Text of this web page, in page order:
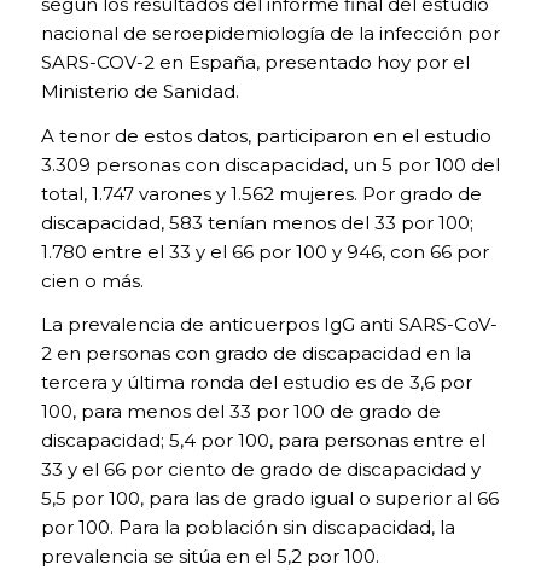
nacional de seroepidemiología de la infección por
SARS-COV-2 en España, presentado hoy por el
Ministerio de Sanidad.
A tenor de estos datos, participaron en el estudio
3.309 personas con discapacidad, un 5 por 100 del
total, 1.747 varones y 1.562 mujeres. Por grado de
discapacidad, 583 tenían menos del 33 por 100;
1.780 entre el 33 y el 66 por 100 y 946, con 66 por
cien o más.
La prevalencia de anticuerpos IgG anti SARS-CoV-
2 en personas con grado de discapacidad en la
tercera y última ronda del estudio es de 3,6 por
100, para menos del 33 por 100 de grado de
discapacidad; 5,4 por 100, para personas entre el
33 y el 66 por ciento de grado de discapacidad y
5,5 por 100, para las de grado igual o superior al 66
por 100. Para la población sin discapacidad, la
prevalencia se sitúa en el 5,2 por 100.
COOKIES
TÉCNICAS
NECESARIAS.
Para que
nuestra
página web
pueda
funcionar.
Activadas por